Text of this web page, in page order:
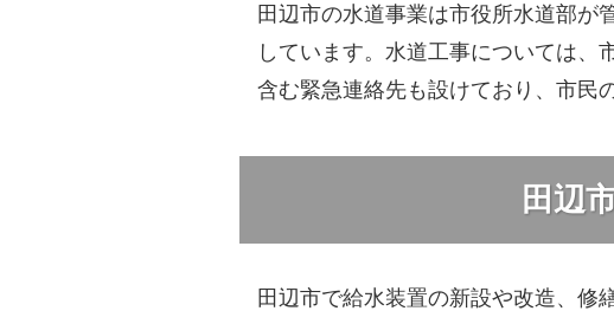
田辺市の水道事業は市役所水道部が
しています。水道工事については、
含む緊急連絡先も設けており、市民
田辺
田辺市で給水装置の新設や改造、修